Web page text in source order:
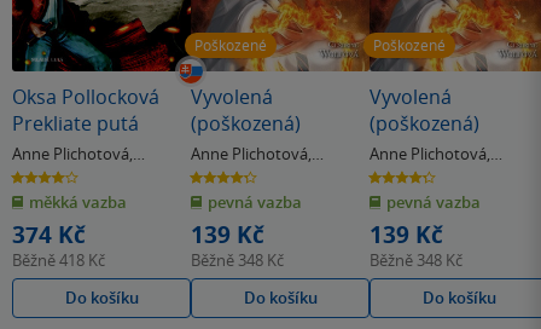
Oksa Pollocková
Prekliate putá
Anne Plichotová,
Cendrine Wolfová
4.0
z
5
hvězdiček
měkká vazba
374 Kč
Běžně418 Kč
Do košíku
Poškozené
Vyvolená
(poškozená)
Anne Plichotová,
Cendrine Wolfová
4.3
z
5
hvězdiček
pevná vazba
139 Kč
Běžně 348 Kč
Do košíku
Poškozené
Vyvolená
(poškozená)
Anne Plichotová,
Cendrine Wolfová
4.3
z
5
hvězdiček
pevná vazba
139 Kč
Běžně 348 Kč
Do košíku